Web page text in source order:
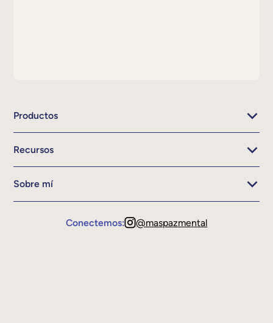
Productos
Recursos
Sobre mí
Conectemos: @maspazmental